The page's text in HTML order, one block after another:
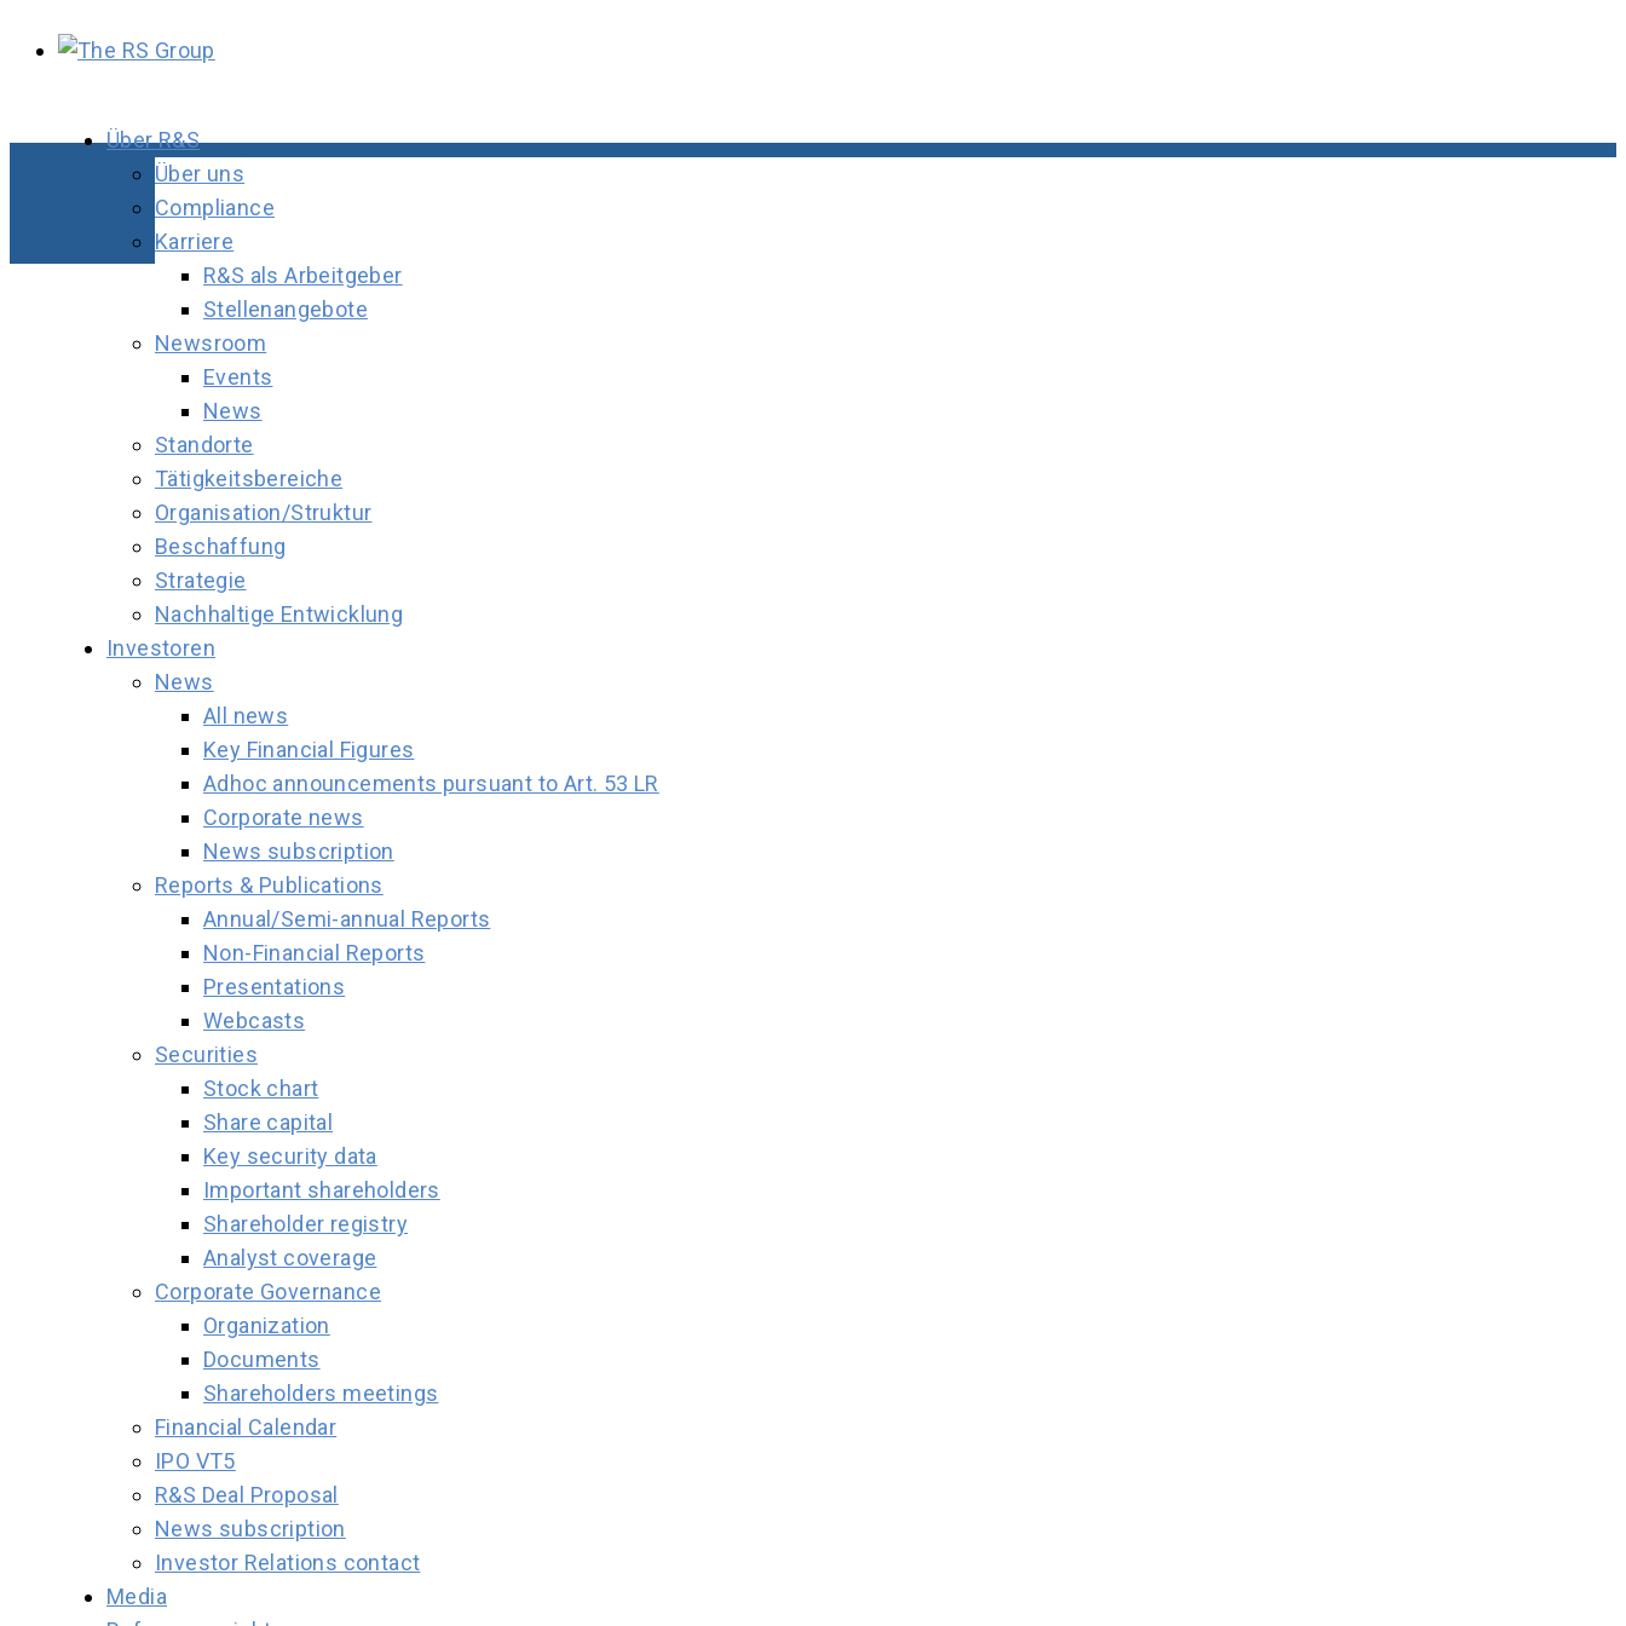
Über R&S
Über uns
Compliance
Karriere
R&S als Arbeitgeber
Stellenangebote
Newsroom
Events
News
Standorte
Tätigkeitsbereiche
Organisation/Struktur
Beschaffung
Strategie
Nachhaltige Entwicklung
Investoren
News
All news
Key Financial Figures
Adhoc announcements pursuant to Art. 53 LR
Corporate news
News subscription
Reports & Publications
Annual/Semi-annual Reports
Non-Financial Reports
Presentations
Webcasts
Securities
Stock chart
Share capital
Key security data
Important shareholders
Shareholder registry
Analyst coverage
Corporate Governance
Organization
Documents
Shareholders meetings
Financial Calendar
IPO VT5
R&S Deal Proposal
News subscription
Investor Relations contact
Media